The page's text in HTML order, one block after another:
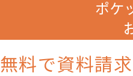
ポケ
無料で資料請